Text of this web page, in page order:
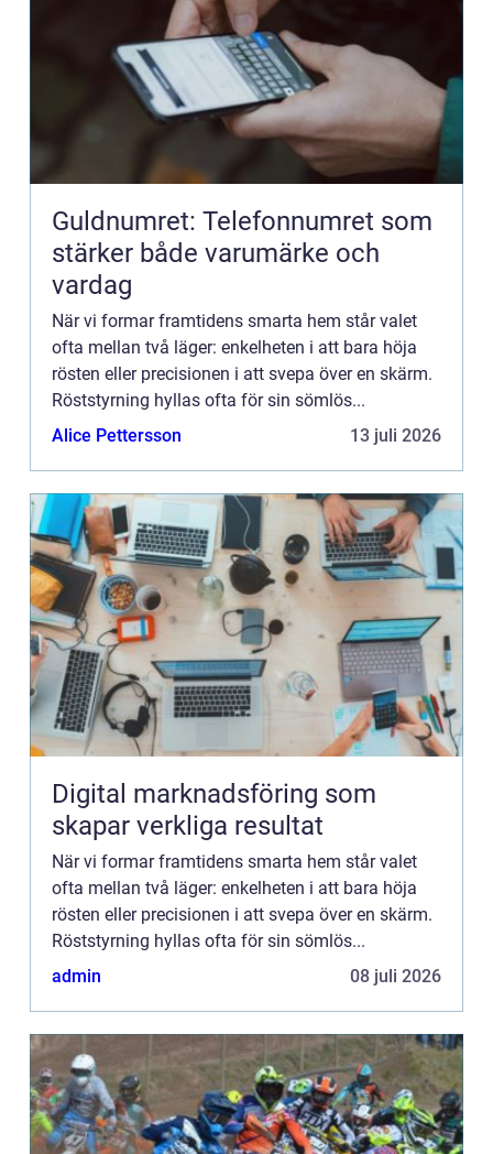
Guldnumret: Telefonnumret som
stärker både varumärke och
vardag
När vi formar framtidens smarta hem står valet
ofta mellan två läger: enkelheten i att bara höja
rösten eller precisionen i att svepa över en skärm.
Röststyrning hyllas ofta för sin sömlös...
Alice Pettersson
13 juli 2026
Digital marknadsföring som
skapar verkliga resultat
När vi formar framtidens smarta hem står valet
ofta mellan två läger: enkelheten i att bara höja
rösten eller precisionen i att svepa över en skärm.
Röststyrning hyllas ofta för sin sömlös...
admin
08 juli 2026